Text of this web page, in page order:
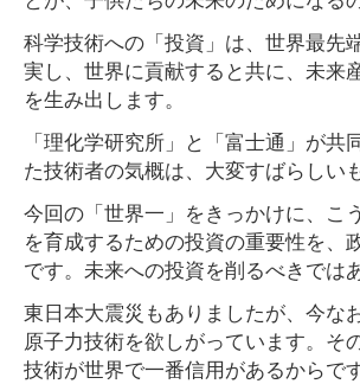
科学技術への「投資」は、世界最先
実し、世界に貢献すると共に、未来
を生み出します。
「理化学研究所」と「富士通」が共
た技術者の気概は、大変すばらしい
今回の「世界一」をきっかけに、こ
を育成するための投資の重要性を、
です。未来への投資を削るべきでは
東日本大震災もありましたが、今な
原子力技術を欲しがっています。そ
技術が世界で一番信用があるからです